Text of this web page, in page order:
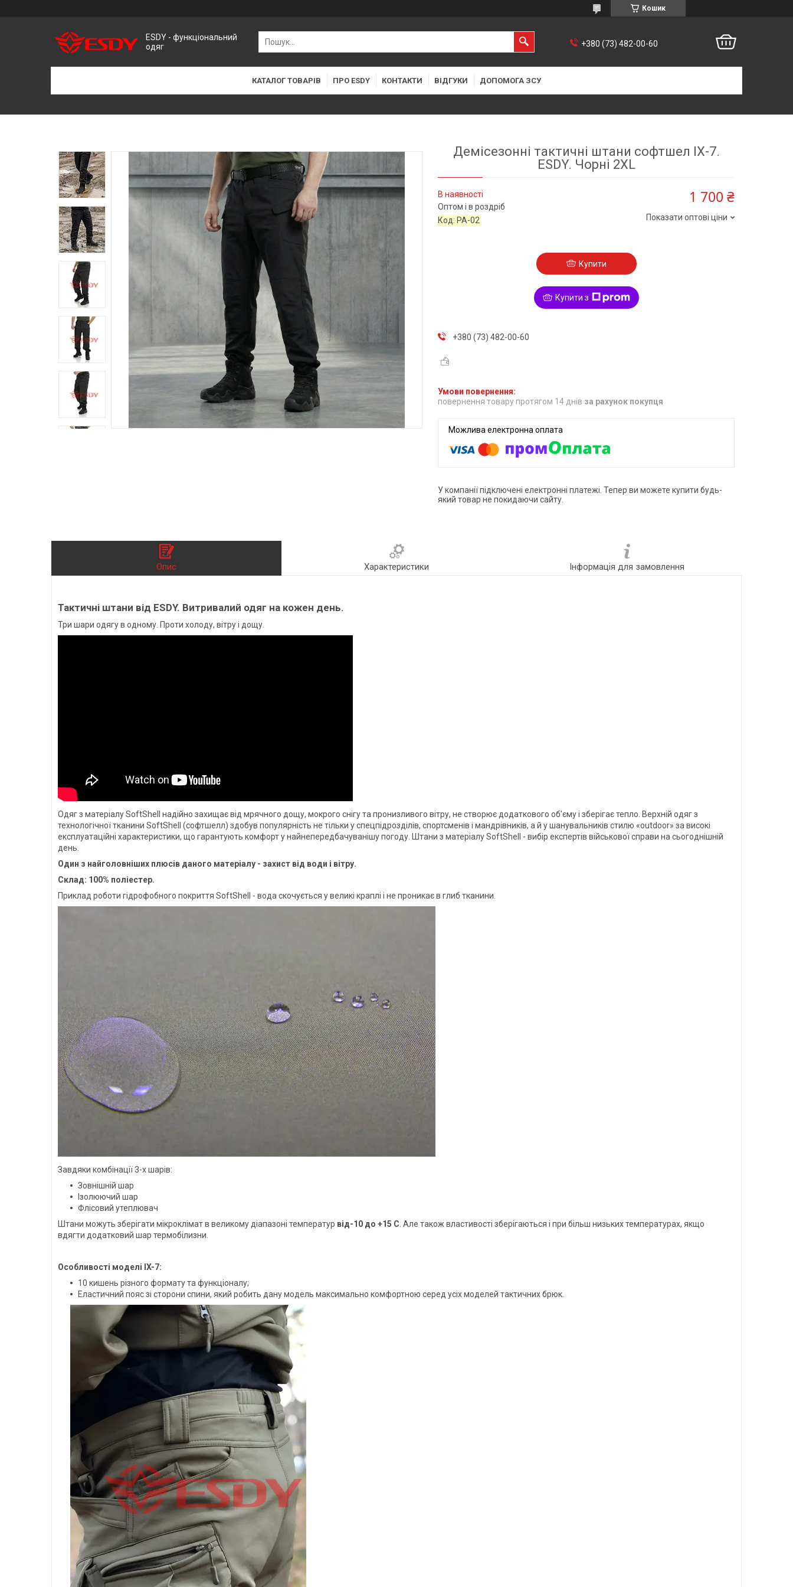
Кошик
ESDY - функціональний
одяг
+380 (73) 482-00-60
КАТАЛОГ ТОВАРІВ ПРО ESDY КОНТАКТИ ВІДГУКИ ДОПОМОГА ЗСУ
Демісезонні тактичні штани софтшел IX-7.
ESDY. Чорні 2XL
В наявності
Оптом і в роздріб
Код: PA-02
1 700 ₴
Показати оптові ціни
Купити
Купити з
+380 (73) 482-00-60
повернення товару протягом 14 днів за рахунок покупця
У компанії підключені електронні платежі. Тепер ви можете купити будь-
який товар не покидаючи сайту.
Опис Характеристики Інформація для замовлення
Тактичні штани від ESDY. Витривалий одяг на кожен день.
Три шари одягу в одному. Проти холоду, вітру і дощу.
Одяг з матеріалу SoftShell надійно захищає від мрячного дощу, мокрого снігу та пронизливого вітру, не створює додаткового об'єму і зберігає тепло. Верхній одяг з
технологічної тканини SoftShell (софтшелл) здобув популярність не тільки у спецпідрозділів, спортсменів і мандрівників, а й у шанувальників стилю «outdoor» за високі
експлуатаційні характеристики, що гарантують комфорт у найнепередбачуванішу погоду. Штани з матеріалу SoftShell - вибір експертів військової справи на сьогоднішній
день.
Один з найголовніших плюсів даного матеріалу - захист від води і вітру.
Склад: 100% поліестер.
Приклад роботи гідрофобного покриття SoftShell - вода скочується у великі краплі і не проникає в глиб тканини.
Завдяки комбінації 3-х шарів:
Зовнішній шар
Ізолюючий шар
Флісовий утеплювач
Штани можуть зберігати мікроклімат в великому діапазоні температур від-10 до +15 С . Але також властивості зберігаються і при більш низьких температурах, якщо
вдягти додатковий шар термобілизни.
Особливості моделі IX-7:
10 кишень різного формату та функціоналу;
Еластичний пояс зі сторони спини, який робить дану модель максимально комфортною серед усіх моделей тактичних брюк.